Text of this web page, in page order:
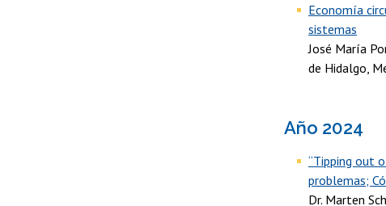
Economía
sistemas
José María
de Hidalgo,
Año 2024
“Tipping out
problemas;
Dr. Marten